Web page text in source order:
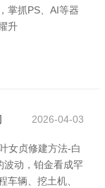
掌抓PS、AI等器
升
2026-04-03
女贞修建方法-白
波动，铂金看成罕
车辆、挖土机、